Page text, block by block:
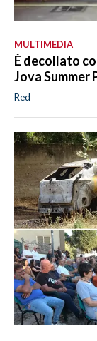
MULTIMEDIA
É decollato
Jova Summer
Red